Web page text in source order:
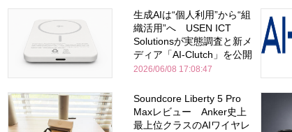
生成AIは“個人利用”から“組
織活用”へ USEN ICT
Solutionsが実態調査と新メ
ディア「AI-Clutch」を公開
2026/06/08 17:08:47
Soundcore Liberty 5 Pro
Maxレビュー Anker史上
最上位クラスのAIワイヤレ